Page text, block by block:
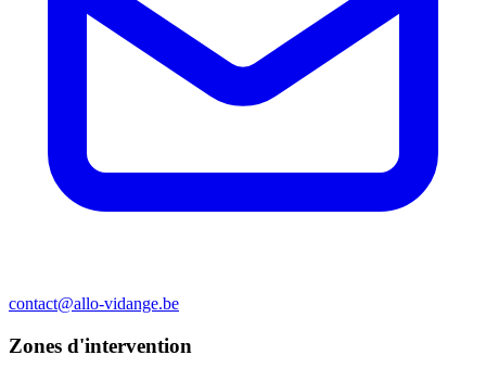
contact@allo-vidange.be
Zones d'intervention